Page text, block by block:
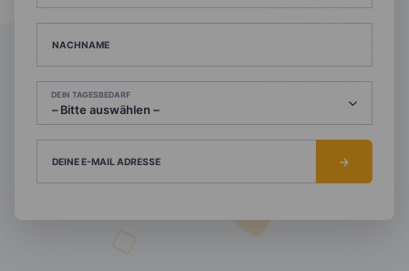
NACHNAME
DEIN TAGESBEDARF
DEINE E-MAIL ADRESSE